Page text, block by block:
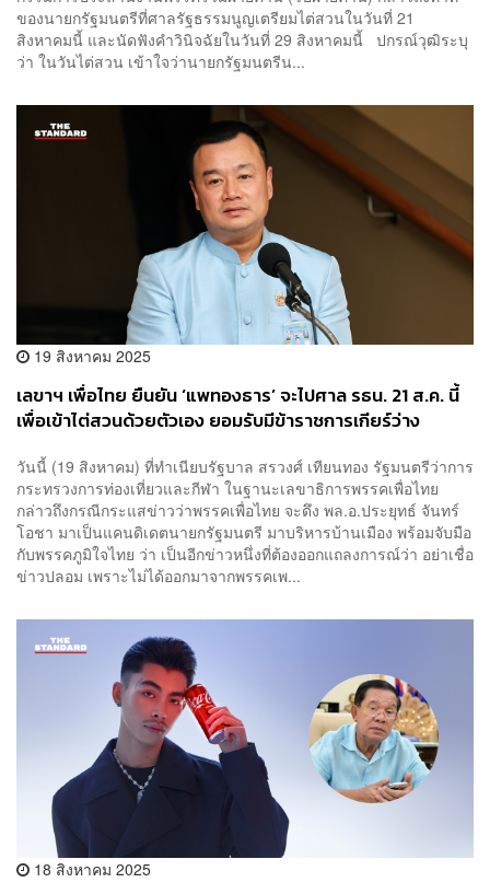
ของนายกรัฐมนตรีที่ศาลรัฐธรรมนูญเตรียมไต่สวนในวันที่ 21
สิงหาคมนี้ และนัดฟังคำวินิจฉัยในวันที่ 29 สิงหาคมนี้ ปกรณ์วุฒิระบุ
ว่า ในวันไต่สวน เข้าใจว่านายกรัฐมนตรีน...
19 สิงหาคม 2025
เลขาฯ เพื่อไทย ยืนยัน ‘แพทองธาร’ จะไปศาล รธน. 21 ส.ค. นี้
เพื่อเข้าไต่สวนด้วยตัวเอง ยอมรับมีข้าราชการเกียร์ว่าง
วันนี้ (19 สิงหาคม) ที่ทำเนียบรัฐบาล สรวงศ์ เทียนทอง รัฐมนตรีว่าการ
กระทรวงการท่องเที่ยวและกีฬา ในฐานะเลขาธิการพรรคเพื่อไทย
กล่าวถึงกรณีกระแสข่าวว่าพรรคเพื่อไทย จะดึง พล.อ.ประยุทธ์ จันทร์
โอชา มาเป็นแคนดิเดตนายกรัฐมนตรี มาบริหารบ้านเมือง พร้อมจับมือ
กับพรรคภูมิใจไทย ว่า เป็นอีกข่าวหนึ่งที่ต้องออกแถลงการณ์ว่า อย่าเชื่อ
ข่าวปลอม เพราะไม่ได้ออกมาจากพรรคเพ...
18 สิงหาคม 2025